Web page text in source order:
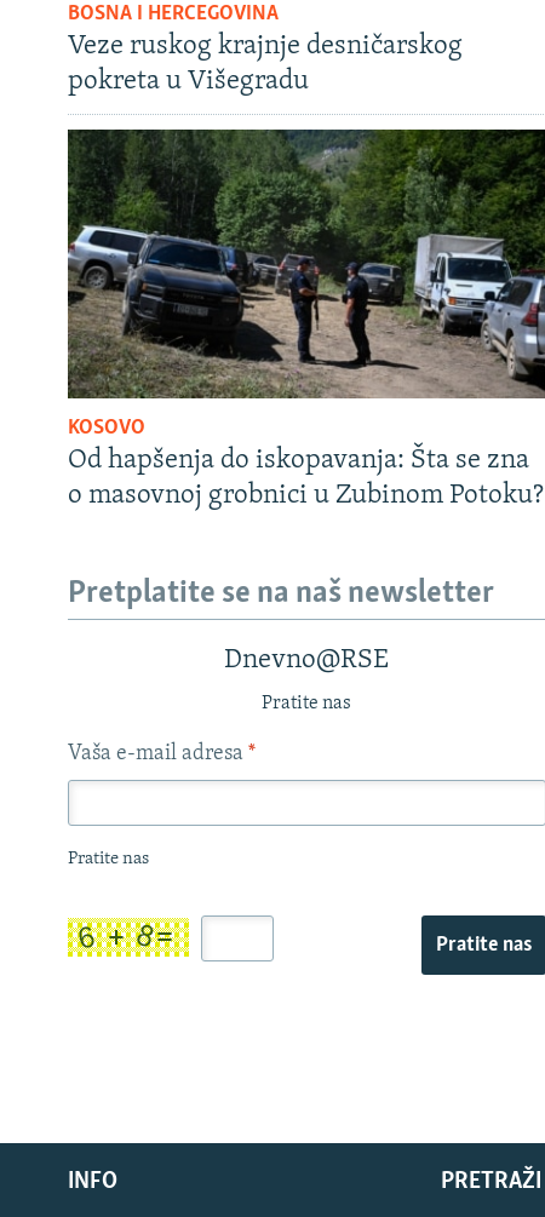
BOSNA I HERCEGOVINA
Veze ruskog krajnje desničarskog
pokreta u Višegradu
KOSOVO
Od hapšenja do iskopavanja: Šta se zna
o masovnoj grobnici u Zubinom Potoku?
Pretplatite se na naš newsletter
Dnevno@RSE
Pratite nas
Vaša e-mail adresa *
Pratite nas
Pratite nas
INFO PRETRAŽI